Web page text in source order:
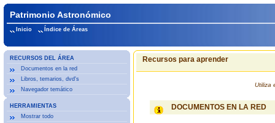
Patrimonio Astronómico
Inicio Índice de Áreas
RECURSOS DEL ÁREA
Documentos en la red
Libros, temarios, dvd's
Navegador temático
HERRAMIENTAS
Mostrar todo
Recursos para aprender
Utiliza
DOCUMENTOS EN LA RED